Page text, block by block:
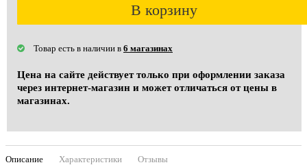
В корзину
Товар есть в наличии в 6 магазинах
Цена на сайте действует только при оформлении заказа
через интернет-магазин и может отличаться от цены в
магазинах.
Описание Характеристики Отзывы